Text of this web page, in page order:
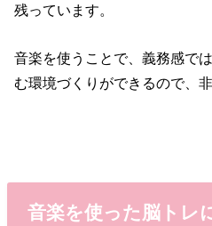
残っています。
音楽を使うことで、義務感で
む環境づくりができるので、
音楽を使った脳トレ